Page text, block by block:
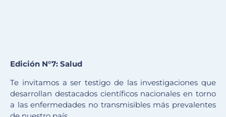
Edición N°7: Salud
Te invitamos a ser testigo de las investigaciones que
desarrollan destacados científicos nacionales en torno
a las enfermedades no transmisibles más prevalentes